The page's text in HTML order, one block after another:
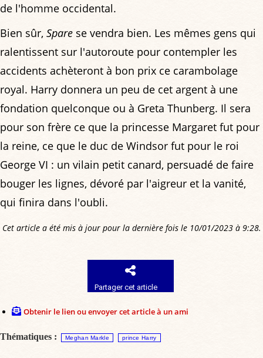
de l'homme occidental.
Bien sûr, Spare se vendra bien. Les mêmes gens qui
ralentissent sur l'autoroute pour contempler les
accidents achèteront à bon prix ce carambolage
royal. Harry donnera un peu de cet argent à une
fondation quelconque ou à Greta Thunberg. Il sera
pour son frère ce que la princesse Margaret fut pour
la reine, ce que le duc de Windsor fut pour le roi
George VI : un vilain petit canard, persuadé de faire
bouger les lignes, dévoré par l'aigreur et la vanité,
qui finira dans l'oubli.
Cet article a été mis à jour pour la dernière fois le 10/01/2023 à 9:28.
Partager cet article
Obtenir le lien ou envoyer cet article à un ami
Thématiques : Meghan Markle prince Harry